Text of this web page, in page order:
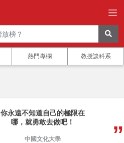
熱門專欄 教授談科系
你永遠不知道自己的極限在
哪，就勇敢去做吧！
中國文化大學